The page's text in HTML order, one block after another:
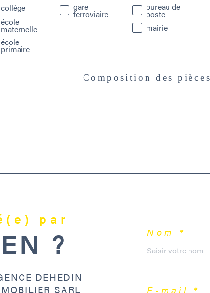
collège
école
maternelle
école
primaire
gare
ferroviaire
bureau de
poste
mairie
Composition des pièces
par
?
DEHEDIN
SARL
Nom *
E-mail *